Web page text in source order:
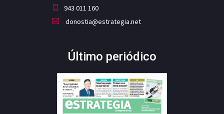
943 011 160
donostia@estrategia.net
Último periódico